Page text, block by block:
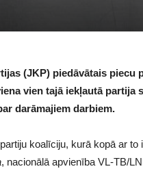
(JKP) piedāvātais
vien tajā iekļautā partija
darāmajiem darbiem.
koalīciju, kurā kopā ar to
, nacionālā apvienība VL-TB/